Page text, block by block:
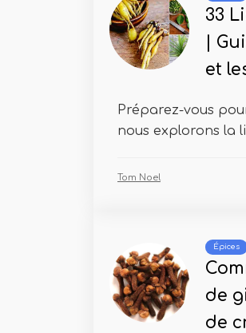
33
|
et
Préparez-vous
nous explorons la
Tom Noel
Épices
de
de